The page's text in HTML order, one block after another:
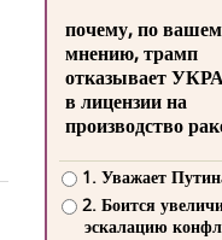
почему, по
мнению, трамп
отказывает
в лицензии на
производство
1. Уважает
2. Боится
эскалацию